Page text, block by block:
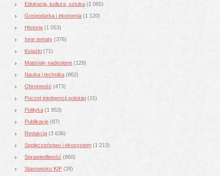
Edukacja, kultura, sztuka (2 065)
Gospodarka i ekonomia (1 120)
Historia (1 053)
Inne tematy (376)
Książki (71)
Materiały nadesłane (128)
Nauka i technika (862)
Obronność (473)
Poczet inteligencji polskiej (15)
Polityka (1 853)
Publikacje (87)
Redakcja (3 636)
Społeczeństwo i ekosystem (1 213)
Sprawiedliwość (860)
Stanowisko KIP (28)